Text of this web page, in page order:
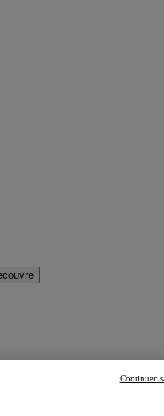
Continuer